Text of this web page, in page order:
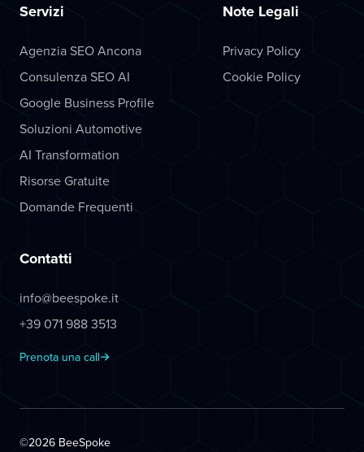
Servizi
Agenzia SEO Ancona
Consulenza SEO AI
Google Business Profile
Soluzioni Automotive
AI Transformation
Risorse Gratuite
Domande Frequenti
Note Legali
Privacy Policy
Cookie Policy
Contatti
info@beespoke.it
+39 071 988 3513
Prenota una call
©2026 BeeSpoke